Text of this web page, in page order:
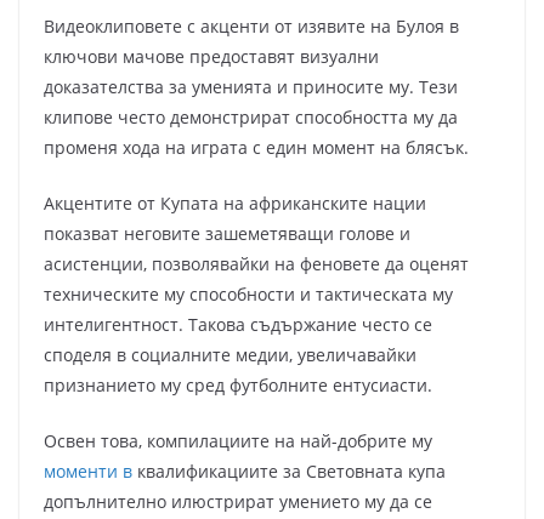
Видеоклиповете с акценти от изявите на Булоя в
ключови мачове предоставят визуални
доказателства за уменията и приносите му. Тези
клипове често демонстрират способността му да
променя хода на играта с един момент на блясък.
Акцентите от Купата на африканските нации
показват неговите зашеметяващи голове и
асистенции, позволявайки на феновете да оценят
техническите му способности и тактическата му
интелигентност. Такова съдържание често се
споделя в социалните медии, увеличавайки
признанието му сред футболните ентусиасти.
Освен това, компилациите на най-добрите му
моменти в квалификациите за Световната купа
допълнително илюстрират умението му да се